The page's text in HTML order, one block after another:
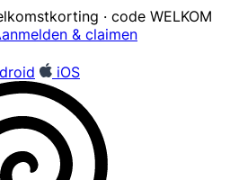
· code WELKOM
& claimen
iOS